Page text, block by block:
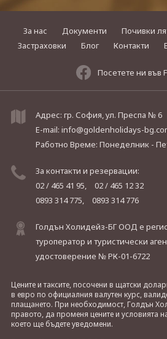
За нас Документи Почивки
Застраховки
Блог Контакти
Посетете ни във
Адрес: гр. София, ул. Преспа № 6
E-mail: info@goldenholidays-
Работно Време: Понеделник -
За контакти и резервации:
02 / 465 41 95,
02 / 465 12 32
0893 314 775,
0893 314 776
Голдън Холидейз-БГ ООД е
туроператор и туристически
удостоверение № РК-01-6722
Цените и таксите, посочени в щатски
в евро по официалния валутен курс,
плащането. При необходимост, Голдън
правото, да променя цените и условията
което ще бъдете уведомени.